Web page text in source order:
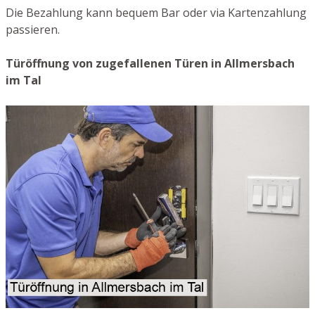
Die Bezahlung kann bequem Bar oder via Kartenzahlung
passieren.
Türöffnung von zugefallenen Türen in Allmersbach
im Tal